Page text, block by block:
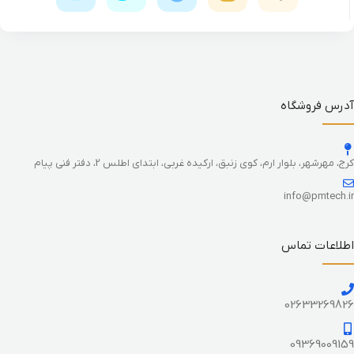
آدرس فروشگاه
کرج، مهرشهر، بلوار ارم، کوی زنبق، ارکیده غربی، ابتدای اطلس 2، دفتر فنی پیام
info@pmtech.ir
اطلاعات تماس
02633269826
09369009159